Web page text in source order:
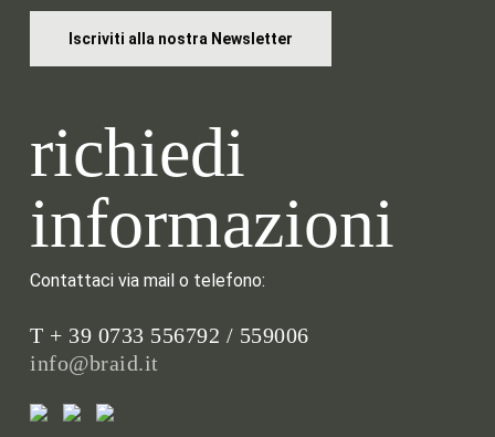
Iscriviti alla nostra Newsletter
richiedi
informazioni
Contattaci via mail o telefono:
T + 39 0733 556792 / 559006
info@braid.it